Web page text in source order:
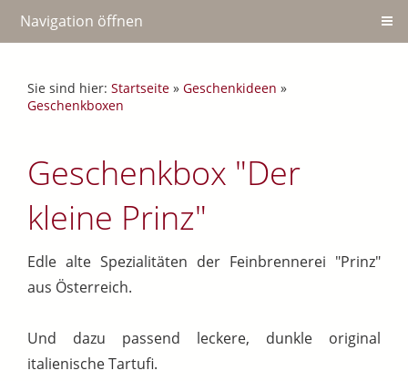
Navigation öffnen
Sie sind hier: Startseite » Geschenkideen »
Geschenkboxen
Geschenkbox "Der
kleine Prinz"
Edle alte Spezialitäten der Feinbrennerei "Prinz"
aus Österreich.
Und dazu passend leckere, dunkle original
italienische Tartufi.